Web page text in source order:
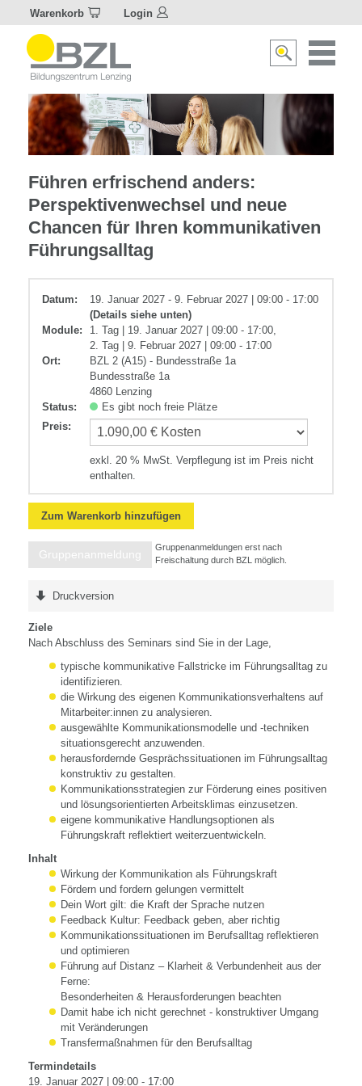
Warenkorb Login
Suche
Führungskompetenz
Führen erfrischend anders:
Perspektivenwechsel und neue
Chancen für Ihren kommunikativen
Führungsalltag
Datum:
19. Januar 2027 - 9. Februar 2027 | 09:00 - 17:00
(Details siehe unten)
Module:
1. Tag | 19. Januar 2027 | 09:00 - 17:00,
2. Tag | 9. Februar 2027 | 09:00 - 17:00
Ort:
BZL 2 (A15) - Bundesstraße 1a
Bundesstraße 1a
4860 Lenzing
Status:
Es gibt noch freie Plätze
Preis:
exkl. 20 % MwSt. Verpflegung ist im Preis nicht
enthalten.
Zum Warenkorb hinzufügen
Gruppenanmeldung
Gruppenanmeldungen erst nach
Freischaltung durch BZL möglich.
Druckversion
Ziele
Nach Abschluss des Seminars sind Sie in der Lage,
typische kommunikative Fallstricke im Führungsalltag zu
identifizieren.
die Wirkung des eigenen Kommunikationsverhaltens auf
Mitarbeiter:innen zu analysieren.
ausgewählte Kommunikationsmodelle und -techniken
situationsgerecht anzuwenden.
herausfordernde Gesprächssituationen im Führungsalltag
konstruktiv zu gestalten.
Kommunikationsstrategien zur Förderung eines positiven
und lösungsorientierten Arbeitsklimas einzusetzen.
eigene kommunikative Handlungsoptionen als
Führungskraft reflektiert weiterzuentwickeln.
Inhalt
Wirkung der Kommunikation als Führungskraft
Fördern und fordern gelungen vermittelt
Dein Wort gilt: die Kraft der Sprache nutzen
Feedback Kultur: Feedback geben, aber richtig
Kommunikationssituationen im Berufsalltag reflektieren
und optimieren
Führung auf Distanz – Klarheit & Verbundenheit aus der
Ferne:
Besonderheiten & Herausforderungen beachten
Damit habe ich nicht gerechnet - konstruktiver Umgang
mit Veränderungen
Transfermaßnahmen für den Berufsalltag
Termindetails
19. Januar 2027 | 09:00 - 17:00